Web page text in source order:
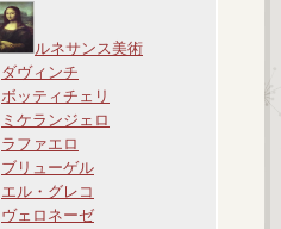
ルネサンス美術
ダヴィンチ
ボッティチェリ
ミケランジェロ
ラファエロ
ブリューゲル
エル・グレコ
ヴェロネーゼ